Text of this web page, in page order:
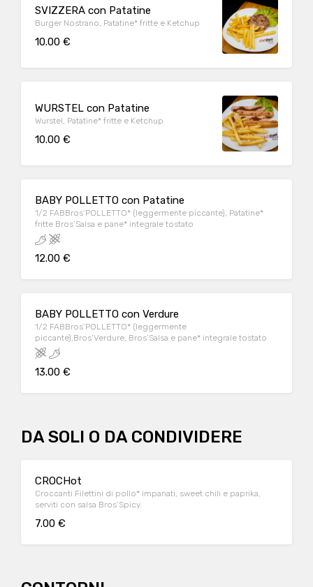
SVIZZERA con Patatine
Burger Nostrano, Patatine* fritte e Ketchup
10.00 €
WURSTEL con Patatine
Wurstel, Patatine* fritte e Ketchup
10.00 €
BABY POLLETTO con Patatine
1/2 FABBros’POLLETTO* (leggermente piccante), Patatine*
fritte Bros’Salsa e pane* integrale tostato
12.00 €
BABY POLLETTO con Verdure
1/2 FABBros’POLLETTO* (leggermente
piccante),Bros’Verdure, Bros’Salsa e pane* integrale tostato
13.00 €
DA SOLI O DA CONDIVIDERE
CROCHot
Croccanti Filettini di pollo* impanati, sweet chili e paprika,
serviti con salsa Bros’Spicy.
7.00 €